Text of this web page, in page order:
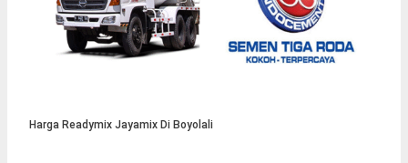
Harga Readymix Jayamix Di Boyolali